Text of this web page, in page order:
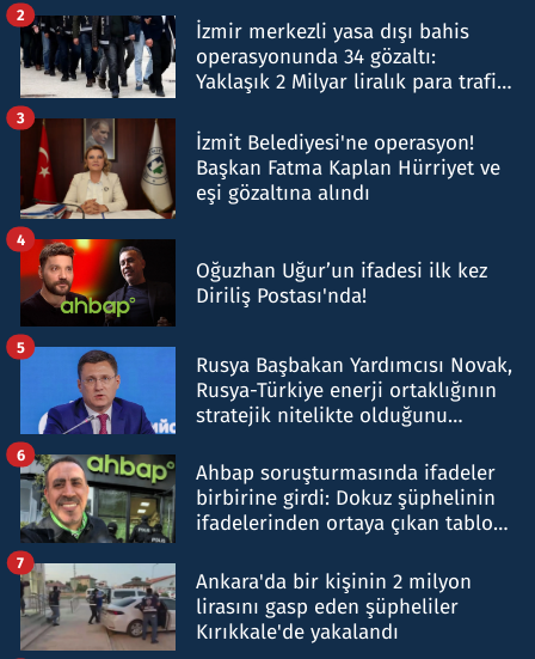
İzmir merkezli yasa dışı bahis
operasyonunda 34 gözaltı:
Yaklaşık 2 Milyar liralık para trafiği
2
İzmit Belediyesi'ne operasyon!
Başkan Fatma Kaplan Hürriyet ve
eşi gözaltına alındı
3
Oğuzhan Uğur’un ifadesi ilk kez
Diriliş Postası'nda!
4
Rusya Başbakan Yardımcısı Novak,
Rusya-Türkiye enerji ortaklığının
stratejik nitelikte olduğunu
5
Ahbap soruşturmasında ifadeler
birbirine girdi: Dokuz şüphelinin
ifadelerinden ortaya çıkan tablo
6
Ankara'da bir kişinin 2 milyon
lirasını gasp eden şüpheliler
Kırıkkale'de yakalandı
7